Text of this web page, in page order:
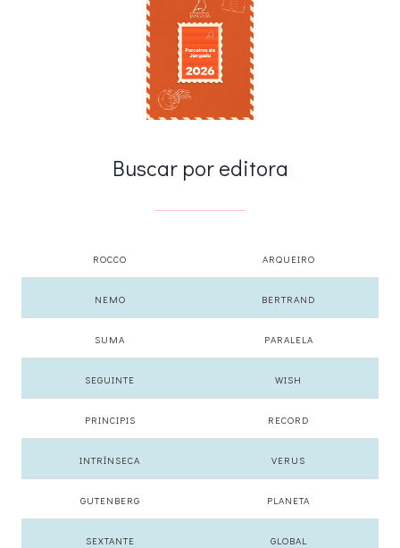
Buscar por editora
ROCCO ARQUEIRO
NEMO BERTRAND
SUMA PARALELA
SEGUINTE WISH
PRINCIPIS RECORD
INTRÍNSECA VERUS
GUTENBERG PLANETA
SEXTANTE GLOBAL